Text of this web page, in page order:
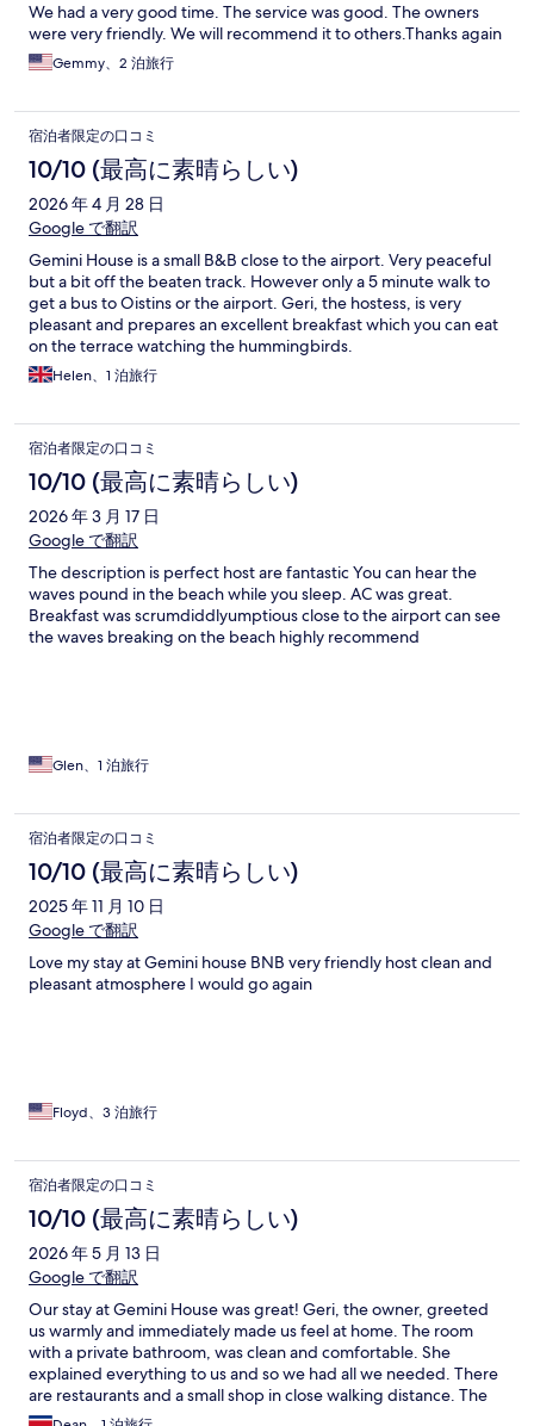
We had a very good time. The service was good. The owners
were very friendly. We will recommend it to others.Thanks again
Gemmy、2 泊旅行
宿泊者限定の口コミ
10/10 (最高に素晴らしい)
2026 年 4 月 28 日
Google で翻訳
Gemini House is a small B&B close to the airport. Very peaceful
but a bit off the beaten track. However only a 5 minute walk to
get a bus to Oistins or the airport. Geri, the hostess, is very
pleasant and prepares an excellent breakfast which you can eat
on the terrace watching the hummingbirds.
Helen、1 泊旅行
宿泊者限定の口コミ
10/10 (最高に素晴らしい)
2026 年 3 月 17 日
Google で翻訳
The description is perfect host are fantastic You can hear the
waves pound in the beach while you sleep. AC was great.
Breakfast was scrumdiddlyumptious close to the airport can see
the waves breaking on the beach highly recommend
Glen、1 泊旅行
宿泊者限定の口コミ
10/10 (最高に素晴らしい)
2025 年 11 月 10 日
Google で翻訳
Love my stay at Gemini house BNB very friendly host clean and
pleasant atmosphere I would go again
Floyd、3 泊旅行
宿泊者限定の口コミ
10/10 (最高に素晴らしい)
2026 年 5 月 13 日
Google で翻訳
Our stay at Gemini House was great! Geri, the owner, greeted
us warmly and immediately made us feel at home. The room
with a private bathroom, was clean and comfortable. She
explained everything to us and so we had all we needed. There
are restaurants and a small shop in close walking distance. The
neighborhood is quiet and safe. The breakfast Geri served was